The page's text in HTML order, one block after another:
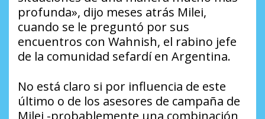
profunda», dijo meses atrás Milei,
cuando se le preguntó por sus
encuentros con Wahnish, el rabino jefe
de la comunidad sefardí en Argentina.
No está claro si por influencia de este
último o de los asesores de campaña de